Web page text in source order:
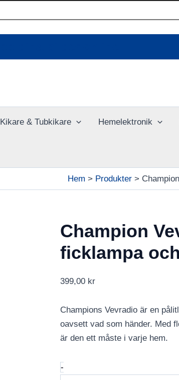
Kikare & Tubkikare Hemelektronik
Hem Produkter
Champion
ficklampa
399,00 kr
Champions Vevradio är en
oavsett vad som händer. Med
är den ett måste i varje hem.
-Champion
Vevradio